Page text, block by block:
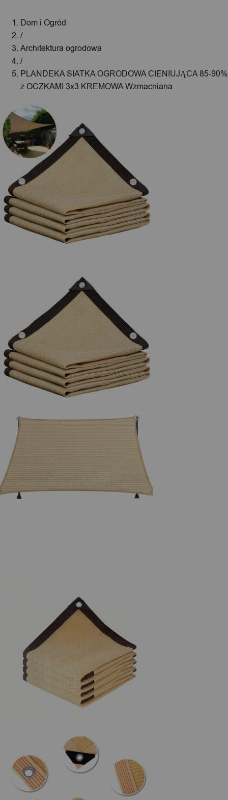
Dom i Ogród
/
Architektura ogrodowa
/
PLANDEKA SIATKA OGRODOWA CIENIUJĄCA 85-90%
z OCZKAMI 3x3 KREMOWA Wzmacniana